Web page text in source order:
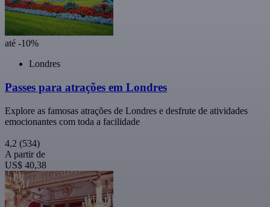
até -10%
Londres
Passes para atrações em Londres
Explore as famosas atrações de Londres e desfrute de atividades
emocionantes com toda a facilidade
4,2 (534)
A partir de
US$ 40,38